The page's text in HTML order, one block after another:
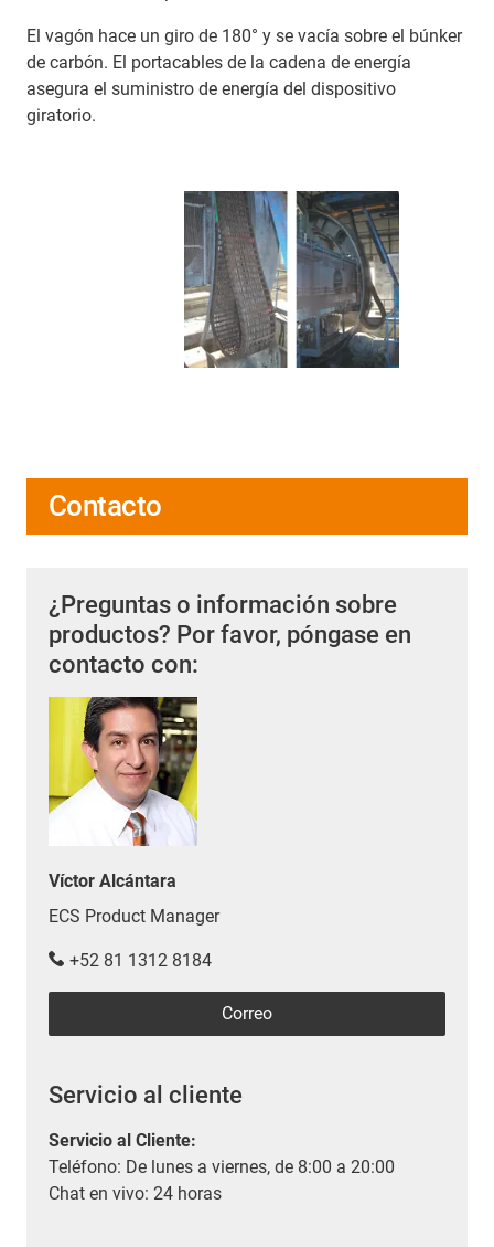
El vagón hace un giro de 180° y se vacía sobre el búnker
de carbón. El portacables de la cadena de energía
asegura el suministro de energía del dispositivo
giratorio.
Contacto
¿Preguntas o información sobre
productos? Por favor, póngase en
contacto con:
Víctor Alcántara
ECS Product Manager
+52 81 1312 8184
Correo
Servicio al cliente
Servicio al Cliente:
Teléfono: De lunes a viernes, de 8:00 a 20:00
Chat en vivo: 24 horas